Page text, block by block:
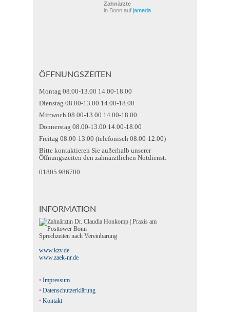
Zahnärzte
in Bonn auf jameda
ÖFFNUNGSZEITEN
Montag 08.00-13.00 14.00-18.00
Dienstag 08.00-13.00 14.00-18.00
Mittwoch 08.00-13.00 14.00-18.00
Donnerstag 08.00-13.00 14.00-18.00
Freitag 08.00-13.00 (telefonisch 08.00-12.00)
Bitte kontaktieren Sie außerhalb unserer
Öffnungszeiten den zahnärztlichen Notdienst:
01805 986700
INFORMATION
Sprechzeiten nach Vereinbarung
www.kzv.de
www.zaek-nr.de
Impressum
Datenschutzerklärung
Kontakt